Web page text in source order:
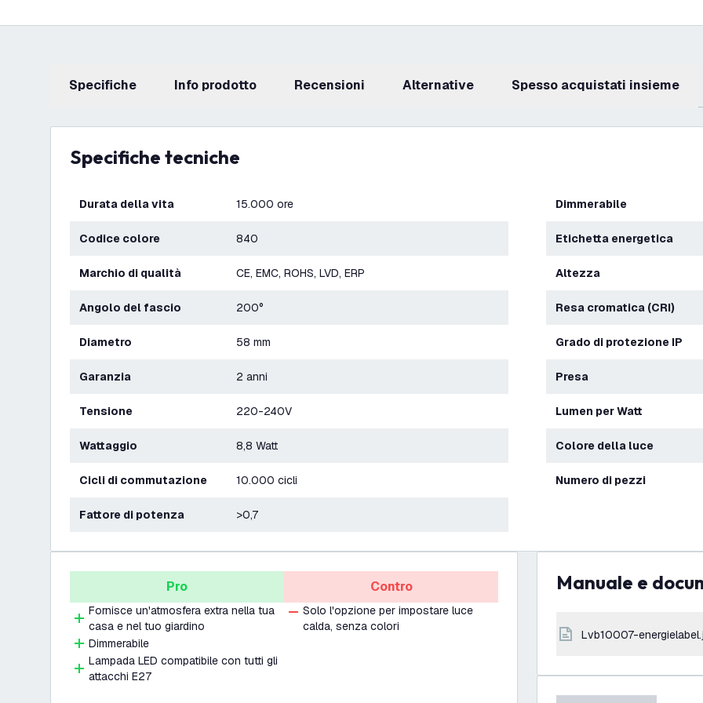
Specifiche info prodotto recensioni Alternative Spesso acquistati insieme
Specifiche tecniche
Durata della vita 15.000 ore
Codice colore 840
Marchio di qualità CE, EMC, ROHS, LVD, ERP
Angolo del fascio 200°
Diametro 58 mm
Garanzia 2 anni
Tensione 220-240V
Wattaggio 8,8 Watt
Cicli di commutazione 10.000 cicli
Fattore di potenza >0,7
Dimmerabile
Etichetta energetica
Altezza
Resa cromatica (CRI)
Grado di protezione IP
Presa
Lumen per Watt
Colore della luce
Numero di pezzi
Pro
Fornisce un'atmosfera extra nella tua
casa e nel tuo giardino
Dimmerabile
Lampada LED compatibile con tutti gli
attacchi E27
Contro
Solo l'opzione per impostare luce
calda, senza colori
Manuale e
lvb10007-